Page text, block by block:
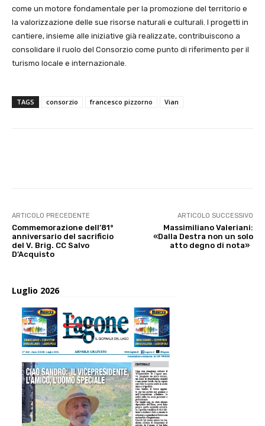
come un motore fondamentale per la promozione del territorio e
la valorizzazione delle sue risorse naturali e culturali. I progetti in
cantiere, insieme alle iniziative già realizzate, contribuiscono a
consolidare il ruolo del Consorzio come punto di riferimento per il
turismo locale e internazionale.
TAGS consorzio francesco pizzorno Vian
ARTICOLO PRECEDENTE
Commemorazione dell’81°
anniversario del sacrificio
del V. Brig. CC Salvo
D’Acquisto
ARTICOLO SUCCESSIVO
Massimiliano Valeriani:
«Dalla Destra non un solo
atto degno di nota»
Luglio 2026